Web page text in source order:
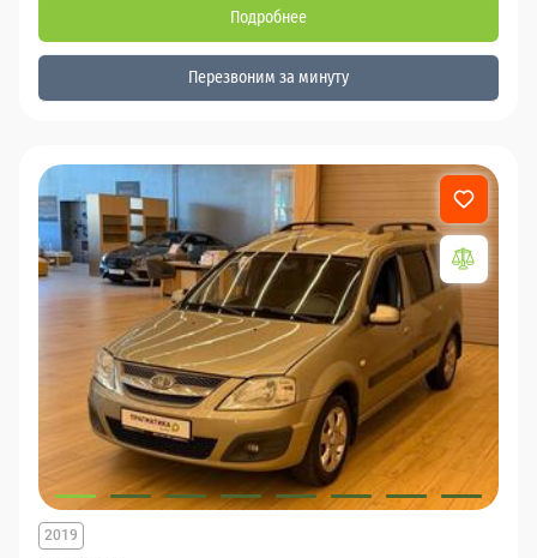
Подробнее
Перезвоним за минуту
2019